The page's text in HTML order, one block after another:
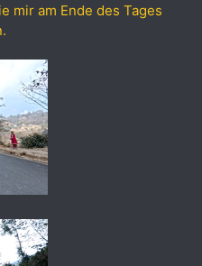
mir am Ende des Tages